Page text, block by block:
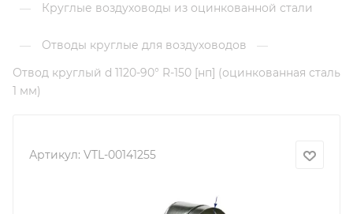
— Круглые воздуховоды из оцинкованной стали
— Отводы круглые для воздуховодов
—
Отвод круглый d 1120-90° R-150 [нп] (оцинкованная сталь
1 мм)
Артикул: VTL-00141255